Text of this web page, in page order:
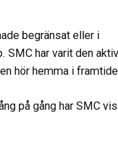
begränsat eller i
SMC har varit den
hör hemma i
på gång har SMC